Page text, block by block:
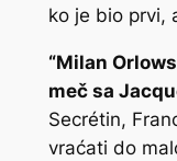
ko je bio prvi,
“Milan
meč sa
Secrétin,
vraćati do